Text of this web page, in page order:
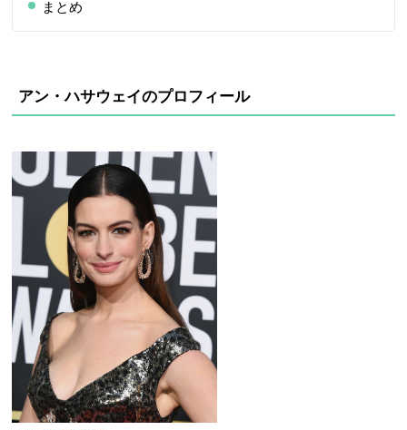
まとめ
アン・ハサウェイのプロフィール